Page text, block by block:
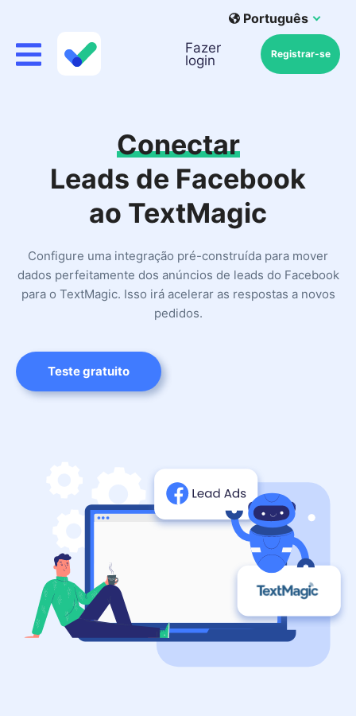
Português
Fazer
login
Registrar-se
Conectar
Leads de Facebook
ao TextMagic
Configure uma integração pré-construída para mover
dados perfeitamente dos anúncios de leads do Facebook
para o TextMagic. Isso irá acelerar as respostas a novos
pedidos.
Teste gratuito